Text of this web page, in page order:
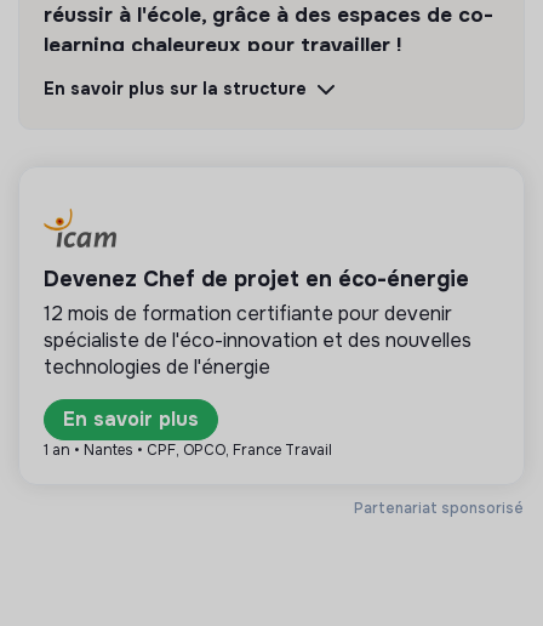
réussir à l'école, grâce à des espaces de co-
learning chaleureux pour travailler !
Découvrir Suivre
La mission de cette entreprise est de concevoir
des produits ou proposer des services éco-
responsables alignés avec les besoins de la
transformation écologique et solidaire.
Plus d'informations
Éducation
En savoir plus sur la structure
Partenariat sponsorisé
Devenez Chef de projet en éco-énergie
12 mois de formation certifiante pour devenir
spécialiste de l'éco-innovation et des nouvelles
technologies de l'énergie
En savoir plus
1 an • Nantes • CPF, OPCO, France Travail